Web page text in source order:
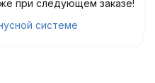
при следующем заказе!
системе